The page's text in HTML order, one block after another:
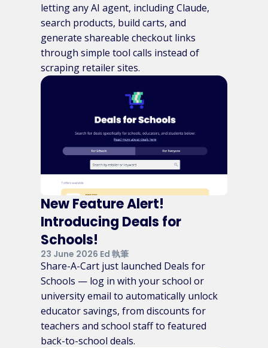
letting any AI agent, including Claude,
search products, build carts, and
generate shareable checkout links
through simple tool calls instead of
scraping retailer sites.
New Feature Alert!
Introducing Deals for
Schools!
23 June 2026 Ed 執筆
Share-A-Cart just launched Deals for
Schools — log in with your school or
university email to automatically unlock
educator savings, from discounts for
teachers and school staff to featured
back-to-school deals.